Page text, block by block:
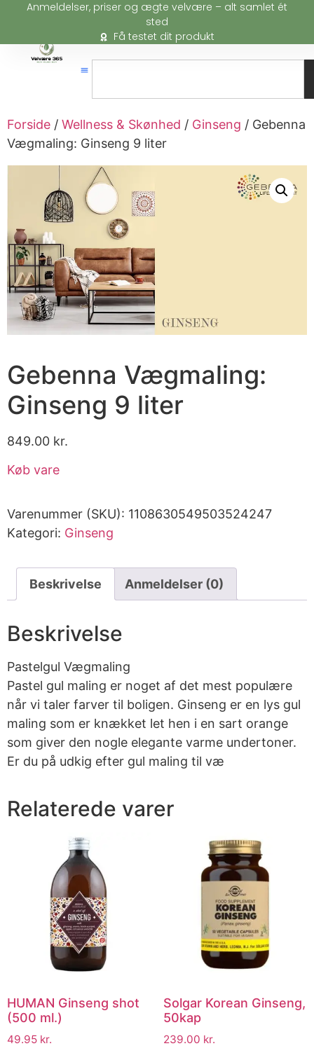
Anmeldelser, priser og ægte velvære – alt samlet ét
sted
Få testet dit produkt
Forside / Wellness & Skønhed / Ginseng / Gebenna
Vægmaling: Ginseng 9 liter
Gebenna Vægmaling:
Ginseng 9 liter
849.00 kr.
Køb vare
Varenummer (SKU): 1108630549503524247
Kategori: Ginseng
Beskrivelse Anmeldelser (0)
Beskrivelse
Pastelgul Vægmaling
Pastel gul maling er noget af det mest populære
når vi taler farver til boligen. Ginseng er en lys gul
maling som er knækket let hen i en sart orange
som giver den nogle elegante varme undertoner.
Er du på udkig efter gul maling til væ
Relaterede varer
HUMAN Ginseng shot
(500 ml.)
49.95 kr.
Solgar Korean Ginseng,
50kap
239.00 kr.